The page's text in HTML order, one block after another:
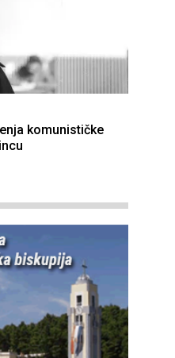
komunističke